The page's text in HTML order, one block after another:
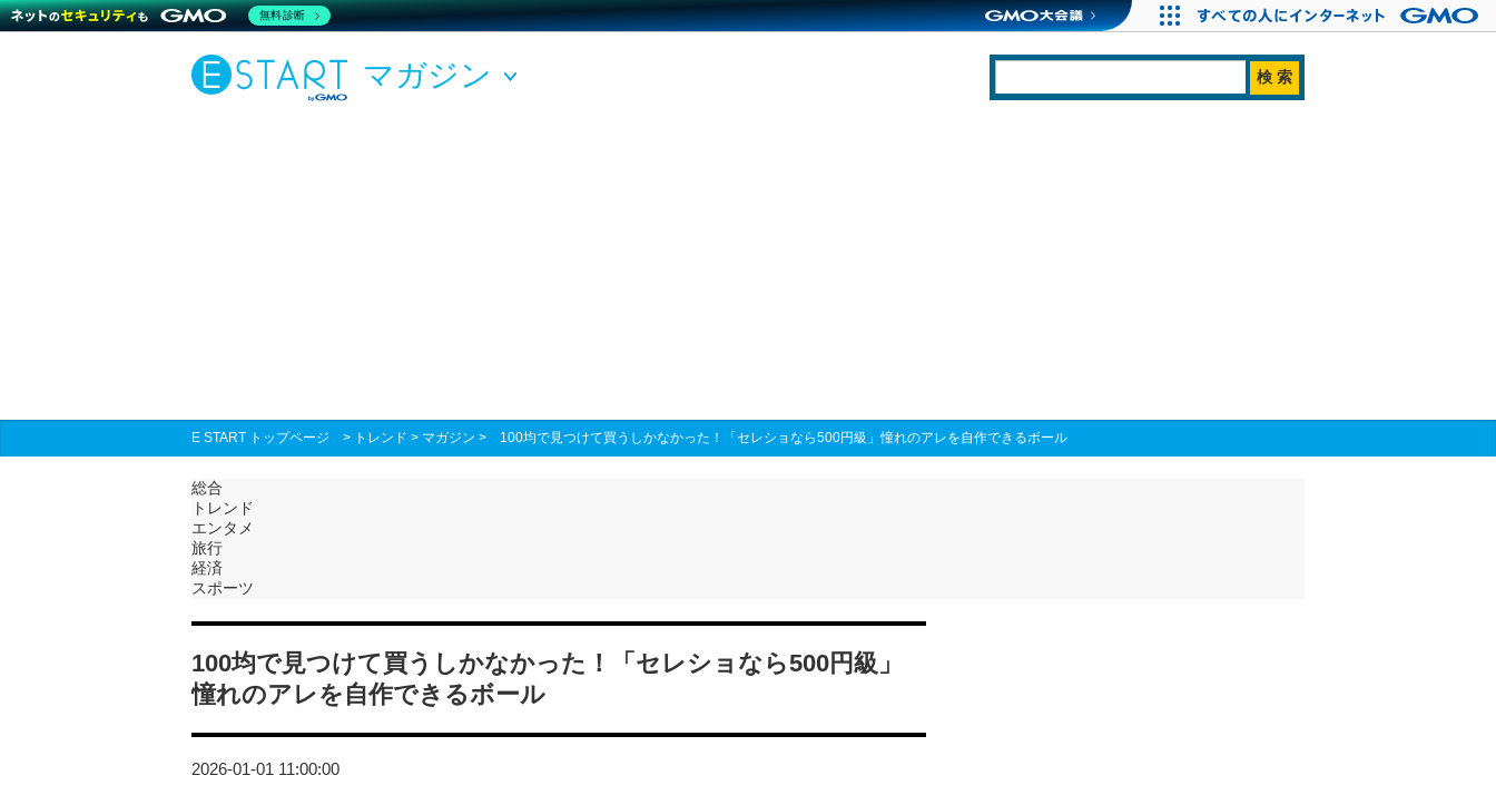
マガジン
E START トップページ > トレンド > マガジン > 100均で見つけて買うしかなかった！「セレショなら500円級」憧れのアレを自作できるボール
総合
トレンド
エンタメ
旅行
経済
スポーツ
100均で見つけて買うしかなかった！「セレショなら500円級」
憧れのアレを自作できるボール
2026-01-01 11:00:00
無料診断